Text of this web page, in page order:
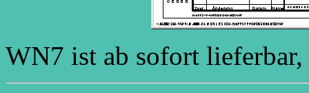
WN7 ist ab sofort